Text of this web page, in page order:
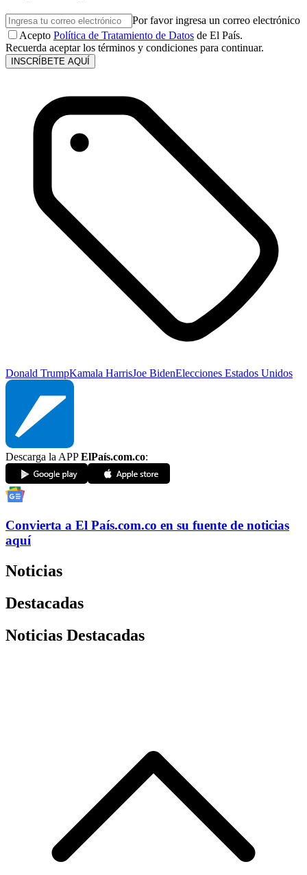
Por favor ingresa un correo electrónico
Acepto Política de Tratamiento de Datos de El País.
Recuerda aceptar los términos y condiciones para continuar.
INSCRÍBETE AQUÍ
Donald TrumpKamala HarrisJoe BidenElecciones Estados Unidos
Descarga la APPElPaís.com.co:
Convierta a El País.com.co en su fuente de noticias
aquí
Noticias
Destacadas
Noticias Destacadas